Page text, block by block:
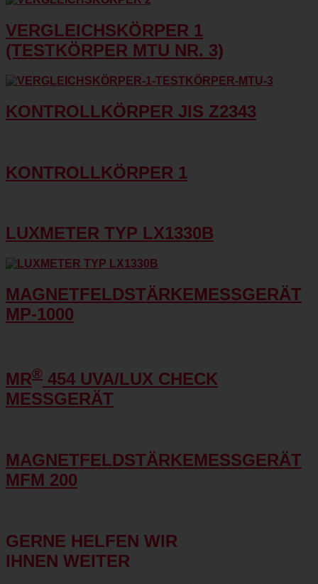
VERGLEICHSKÖRPER 1
(TESTKÖRPER MTU NR. 3)
KONTROLLKÖRPER JIS Z2343
KONTROLLKÖRPER 1
LUXMETER TYP LX1330B
MAGNETFELDSTÄRKEMESSGERÄT
MP-1000
MR® 454 UVA/LUX CHECK
MESSGERÄT
MAGNETFELDSTÄRKEMESSGERÄT
MFM 200
GERNE HELFEN WIR
IHNEN WEITER